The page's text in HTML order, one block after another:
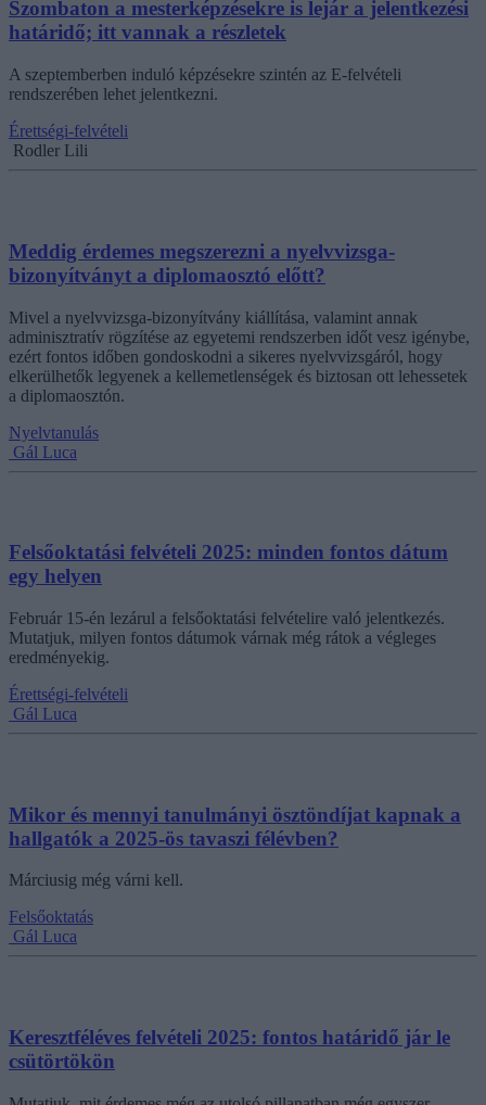
Szombaton a mesterképzésekre is lejár a jelentkezési
határidő; itt vannak a részletek
A szeptemberben induló képzésekre szintén az E-felvételi
rendszerében lehet jelentkezni.
Érettségi-felvételi
Rodler Lili
Meddig érdemes megszerezni a nyelvvizsga-
bizonyítványt a diplomaosztó előtt?
Mivel a nyelvvizsga-bizonyítvány kiállítása, valamint annak
adminisztratív rögzítése az egyetemi rendszerben időt vesz igénybe,
ezért fontos időben gondoskodni a sikeres nyelvvizsgáról, hogy
elkerülhetők legyenek a kellemetlenségek és biztosan ott lehessetek
a diplomaosztón.
Nyelvtanulás
Gál Luca
Felsőoktatási felvételi 2025: minden fontos dátum
egy helyen
Február 15-én lezárul a felsőoktatási felvételire való jelentkezés.
Mutatjuk, milyen fontos dátumok várnak még rátok a végleges
eredményekig.
Érettségi-felvételi
Gál Luca
Mikor és mennyi tanulmányi ösztöndíjat kapnak a
hallgatók a 2025-ös tavaszi félévben?
Márciusig még várni kell.
Felsőoktatás
Gál Luca
Keresztféléves felvételi 2025: fontos határidő jár le
csütörtökön